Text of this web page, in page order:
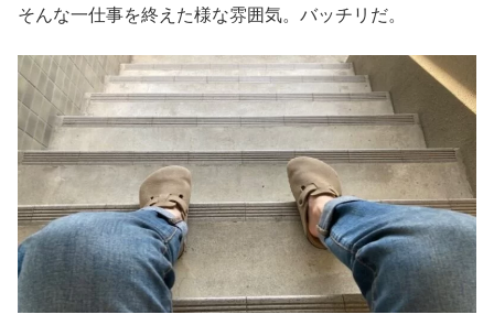
そんな一仕事を終えた様な雰囲気。バッチリだ。